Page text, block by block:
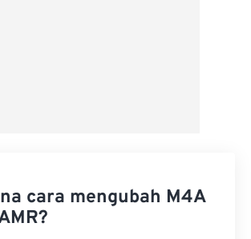
cara mengubah M4A